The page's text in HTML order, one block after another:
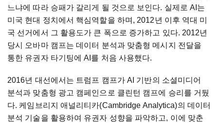
느냐에 따라 승패가 갈리게 될 것으로 보인다. 실제로 AI는
미국 현대 정치에서 핵심역할을 하며, 2012년 이후 역대 미
국 선거에서 그 활용도가 큰 폭으로 증가하고 있다. 2012년
당시 오바마 캠프는 데이터 분석과 맞춤형 메시지 전달을
통한 유권자 타기팅에 AI를 처음 사용했다.
2016년 대선에서는 트럼프 캠프가 AI 기반의 소셜미디어
분석과 맞춤형 광고 캠페인으로 클린턴 캠프에 승리를 거뒀
다. 케임브리지 애널리티카(Cambridge Analytica)의 데이터
분석 기술을 활용하여 유권자 성향을 파악하고, 이에 맞춘